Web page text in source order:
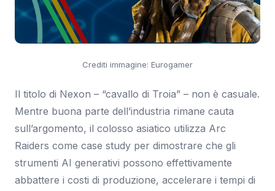
Crediti immagine: Eurogamer
Il titolo di Nexon – “cavallo di Troia” – non è casuale.
Mentre buona parte dell’industria rimane cauta
sull’argomento, il colosso asiatico utilizza Arc
Raiders come case study per dimostrare che gli
strumenti AI generativi possono effettivamente
abbattere i costi di produzione, accelerare i tempi di